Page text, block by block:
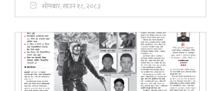
सोमबार, साउन १८, २०८३